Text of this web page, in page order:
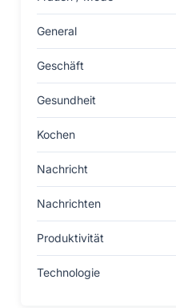
General
Geschäft
Gesundheit
Kochen
Nachricht
Nachrichten
Produktivität
Technologie